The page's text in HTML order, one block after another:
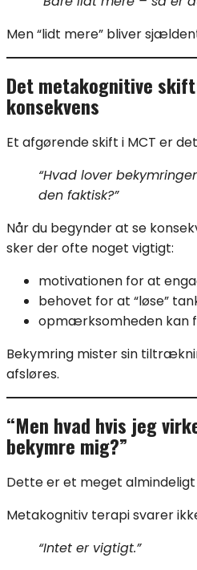
Men “lidt mere” bliver
Det metakognitive
konsekvens
Et afgørende skift i MCT er
“Hvad lover
den faktisk?”
Når du begynder at se
sker der ofte noget vigtigt:
motivationen for at
behovet for at “løse”
opmærksomheden kan
Bekymring mister sin
afsløres.
“Men hvad hvis jeg
bekymre mig?”
Dette er et meget
Metakognitiv terapi svarer
“Intet er vigtigt.”